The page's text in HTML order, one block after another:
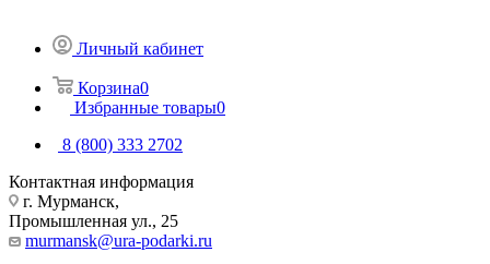
Личный кабинет
Корзина0
Избранные товары0
8 (800) 333 2702
Контактная информация
г. Мурманск,
Промышленная ул., 25
murmansk@ura-podarki.ru